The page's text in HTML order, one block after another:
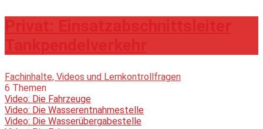
Fachinhalte, Videos und Lernkontrollfragen
6 Themen
Video: Die Fahrzeuge
Video: Die Wasserentnahmestelle
Video: Die Wasserübergabestelle